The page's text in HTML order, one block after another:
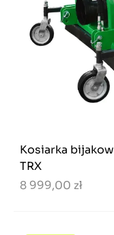
Kosiarka
TRX
8 999,00 zł